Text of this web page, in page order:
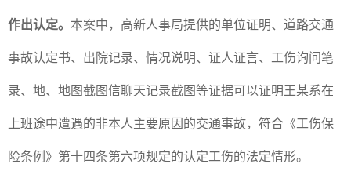
作出认定。 本案中，高新人事局提供的单位证明、道路交通
事故认定书、出院记录、情况说明、证人证言、工伤询问笔
录、地、地图截图信聊天记录截图等证据可以证明王某系在
上班途中遭遇的非本人主要原因的交通事故，符合《工伤保
险条例》第十四条第六项规定的认定工伤的法定情形。